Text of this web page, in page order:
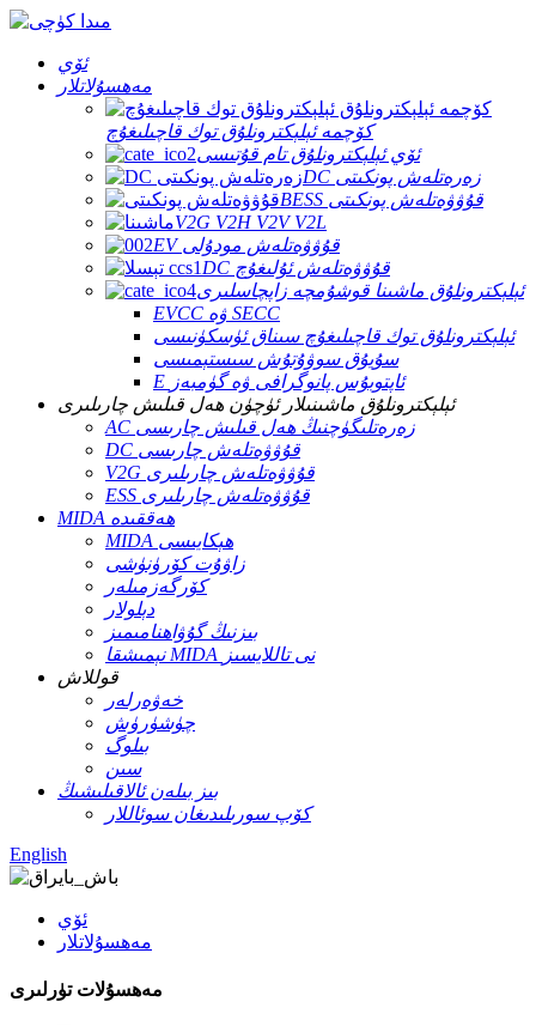
ئۆي
مەھسۇلاتلار
كۆچمە ئېلېكترونلۇق توك قاچىلىغۇچ
ئۆي ئېلېكترونلۇق تام قۇتىسى
DC زەرەتلەش پونكىتى
BESS قۇۋۋەتلەش پونكىتى
V2G V2H V2V V2L
EV قۇۋۋەتلەش مودۇلى
DC قۇۋۋەتلەش ئۇلىغۇچ
ئېلېكترونلۇق ماشىنا قوشۇمچە زاپچاسلىرى
EVCC ۋە SECC
ئېلېكترونلۇق توك قاچىلىغۇچ سىناق ئۈسكۈنىسى
سۇيۇق سوۋۇتۇش سىستېمىسى
E ئاپتوبۇس پانوگرافى ۋە گۈمبەز
ئېلېكترونلۇق ماشىنىلار ئۈچۈن ھەل قىلىش چارىلىرى
AC زەرەتلىگۈچنىڭ ھەل قىلىش چارىسى
DC قۇۋۋەتلەش چارىسى
V2G قۇۋۋەتلەش چارىلىرى
ESS قۇۋۋەتلەش چارىلىرى
MIDA ھەققىدە
MIDA ھېكايىسى
زاۋۇت كۆرۈنۈشى
كۆرگەزمىلەر
دېلولار
بىزنىڭ گۇۋاھنامىمىز
نېمىشقا MIDA نى تاللايسىز
قوللاش
خەۋەرلەر
چۈشۈرۈش
بىلوگ
سىن
بىز بىلەن ئالاقىلىشىڭ
كۆپ سورىلىدىغان سوئاللار
English
ئۆي
مەھسۇلاتلار
مەھسۇلات تۈرلىرى